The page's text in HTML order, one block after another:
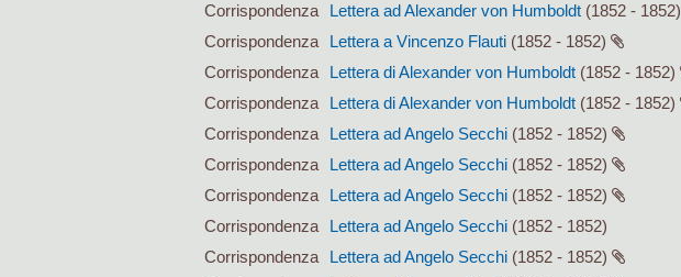
Corrispondenza
Lettera ad Alexander von Humboldt (1852 - 1852)
Corrispondenza
Lettera a Vincenzo Flauti (1852 - 1852)
Corrispondenza
Lettera di Alexander von Humboldt (1852 - 1852)
Corrispondenza
Lettera di Alexander von Humboldt (1852 - 1852)
Corrispondenza
Lettera ad Angelo Secchi (1852 - 1852)
Corrispondenza
Lettera ad Angelo Secchi (1852 - 1852)
Corrispondenza
Lettera ad Angelo Secchi (1852 - 1852)
Corrispondenza
Lettera ad Angelo Secchi (1852 - 1852)
Corrispondenza
Lettera ad Angelo Secchi (1852 - 1852)